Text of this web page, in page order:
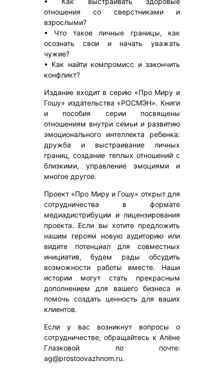
отношения со сверстниками и
взрослыми?
• Что такое личные границы, как
осознать свои и начать уважать
чужие?
• Как найти компромисс и закончить
конфликт?
Издание входит в серию «Про Миру и
Гошу» издательства «РОСМЭН». Книги
и пособия серии посвящены
отношениям внутри семьи и развитию
эмоционального интеллекта ребенка:
дружба и выстраивание личных
границ, создание теплых отношений с
близкими, управление эмоциями и
многое другое.
Проект «Про Миру и Гошу» открыт для
сотрудничества в формате
медиадистрибуции и лицензирования
проекта. Если вы хотите предложить
нашим героям новую аудиторию или
видите потенциал для совместных
инициатив, будем рады обсудить
возможности работы вместе. Наши
истории могут стать прекрасным
дополнением для вашего бизнеса и
помочь создать ценность для ваших
клиентов.
Если у вас возникнут вопросы о
сотрудничестве, обращайтесь к Алёне
Глазковой по почте:
ag@prostoovazhnom.ru.